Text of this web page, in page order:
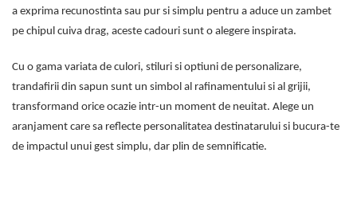
a exprima recunostinta sau pur si simplu pentru a aduce un zambet
pe chipul cuiva drag, aceste cadouri sunt o alegere inspirata.
Cu o gama variata de culori, stiluri si optiuni de personalizare,
trandafirii din sapun sunt un simbol al rafinamentului si al grijii,
transformand orice ocazie intr-un moment de neuitat. Alege un
aranjament care sa reflecte personalitatea destinatarului si bucura-te
de impactul unui gest simplu, dar plin de semnificatie.